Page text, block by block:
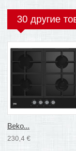
30 другие
Beko...
230,4 €